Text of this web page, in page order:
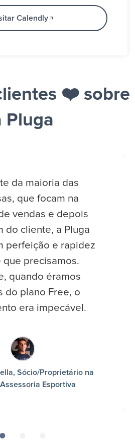
Calendly
❤️ sobre
Pluga
da maioria das
que focam na
vendas e depois
do cliente, a Pluga
perfeição e rapidez
que precisamos.
quando éramos
do plano Free, o
era impecável.
Sócio/Proprietário na
Esportiva